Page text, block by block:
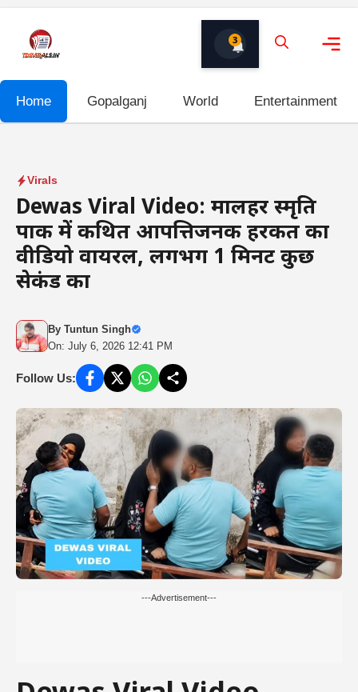
content
3
Home Gopalganj World Entertainment
Virals
Dewas Viral Video: मालहर स्मृति
पार्क में कथित आपत्तिजनक हरकत का
वीडियो वायरल, लगभग 1 मिनट कुछ
सेकंड का
By Tuntun Singh
On: July 6, 2026 12:41 PM
Follow Us:
---Advertisement---